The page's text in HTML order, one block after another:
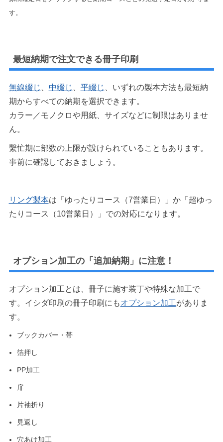
す。
最短納期で注文できる冊子印刷
無線綴じ 中綴じ 平綴じ 、いずれの製本方法も最短納
期からすべての納期を選択できます。
カラー／モノクロや用紙、サイズなどに制限はありませ
ん。
繫忙期に部数の上限が設けられていることもあります。
事前に確認しておきましょう。
リング製本は「ゆったりコース（7営業日）」か「超ゆっ
たりコース（10営業日）」での対応になります。
オプション加工の「追加納期」に注意！
オプション加工とは、冊子に施す装丁や特殊な加工で
す。イシダ印刷の冊子印刷にもオプション加工がありま
す。
ブックカバー・帯
箔押し
PP加工
扉
片袖折り
見返し
穴あけ加工